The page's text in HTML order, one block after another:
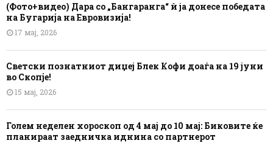
(Фото+видео) Дара со „Бангаранга“ ѝ ја донесе победата
на Бугарија на Евровизија!
17 мај, 2026
Светски познатниот диџеј Блек Кофи доаѓа на 19 јуни
во Скопје!
15 мај, 2026
Голем неделен хороскоп од 4 мај до 10 мај: Биковите ќе
планираат заедничка иднина со партнерот